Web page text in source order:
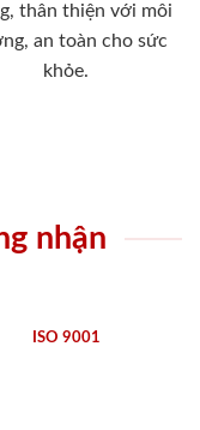
thân thiện với môi
an toàn cho sức
khỏe.
nhận
ISO 9001